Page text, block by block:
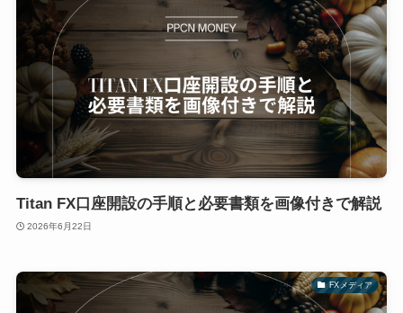
Titan FX口座開設の手順と必要書類を画像付きで解説
2026年6月22日
FXメディア